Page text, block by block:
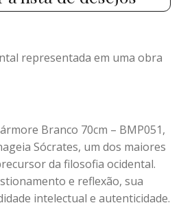
representada em uma obra
Branco 70cm – BMP051,
Sócrates, um dos maiores
da filosofia ocidental.
e reflexão, sua
intelectual e autenticidade.